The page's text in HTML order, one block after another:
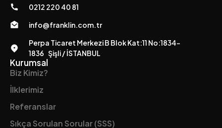
0212 220 40 81
info@franklin.com.tr
Perpa Ticaret Merkezi B Blok Kat:11 No:1834-
1836 Şişli / İSTANBUL
Kurumsal
Biz Kimiz?
İlklerimiz
Referanslar
Sıkça Sorulan Sorular (SSS)